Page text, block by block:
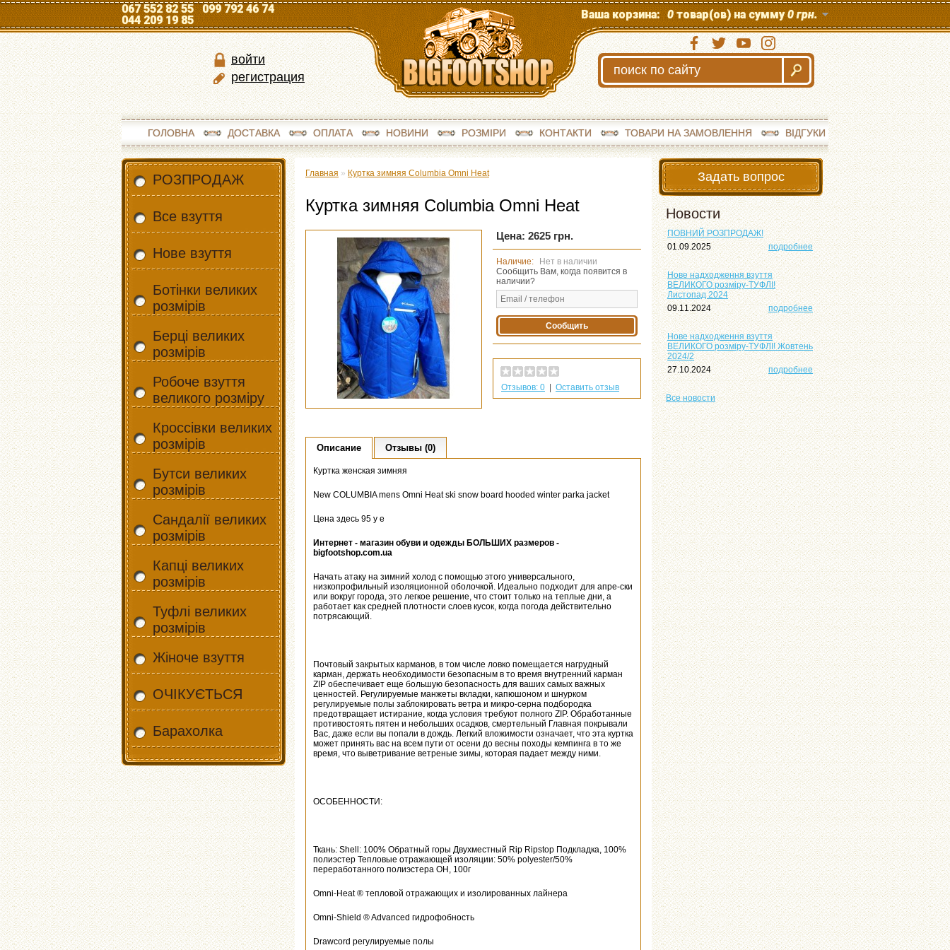
067 552 82 55 099 792 46 74
044 209 19 85
Ваша корзина: 0товар(ов) на сумму0 грн.
войти
регистрация
ГОЛОВНА ДОСТАВКА ОПЛАТА НОВИНИ РОЗМІРИ КОНТАКТИ ТОВАРИ НА ЗАМОВЛЕННЯ ВІДГУКИ
РОЗПРОДАЖ
Все взуття
Нове взуття
Ботінки великих
розмірів
Берці великих
розмірів
Робоче взуття
великого розміру
Кроссівки великих
розмірів
Бутси великих
розмірів
Сандалії великих
розмірів
Капці великих
розмірів
Туфлі великих
розмірів
Жіноче взуття
ОЧІКУЄТЬСЯ
Барахолка
Задать вопрос
Новости
ПОВНИЙ РОЗПРОДАЖ!
01.09.2025
подробнее
Нове надходження взуття
ВЕЛИКОГО розміру-ТУФЛІ!
Листопад 2024
09.11.2024
подробнее
Нове надходження взуття
ВЕЛИКОГО розміру-ТУФЛІ! Жовтень
2024/2
27.10.2024
подробнее
Всеновости
Главная » Куртка зимняя Columbia Omni Heat
Куртка зимняя Columbia Omni Heat
Цена: 2625 грн.
Наличие:
Нет в наличии
Сообщить Вам, когда появится в
наличии?
Сообщить
Отзывов: 0 Оставить отзыв
Описание Отзывы (0)
Куртка женская зимняя
New COLUMBIA mens Omni Heat ski snow board hooded winter parka jacket
Цена здесь 95 у е
Интернет - магазин обуви и одежды БОЛЬШИХ размеров -
bigfootshop.com.ua
Начать атаку на зимний холод с помощью этого универсального,
низкопрофильный изоляционной оболочкой. Идеально подходит для апре-ски
или вокруг города, это легкое решение, что стоит только на теплые дни, а
работает как средней плотности слоев кусок, когда погода действительно
потрясающий.
Почтовый закрытых карманов, в том числе ловко помещается нагрудный
карман, держать необходимости безопасным в то время внутренний карман
ZIP обеспечивает еще большую безопасность для ваших самых важных
ценностей. Регулируемые манжеты вкладки, капюшоном и шнурком
регулируемые полы заблокировать ветра и микро-серна подбородка
предотвращает истирание, когда условия требуют полного ZIP. Обработанные
противостоять пятен и небольших осадков, смертельный Главная покрывали
Вас, даже если вы попали в дождь. Легкий вложимости означает, что эта куртка
может принять вас на всем пути от осени до весны походы кемпинга в то же
время, что выветривание ветреные зимы, которая падает между ними.
ОСОБЕННОСТИ:
Ткань: Shell: 100% Обратный горы Двухместный Rip Ripstop Подкладка, 100%
полиэстер Тепловые отражающей изоляции: 50% polyester/50%
переработанного полиэстера OH, 100г
Omni-Heat ® тепловой отражающих и изолированных лайнера
Omni-Shield ® Advanced гидрофобность
Drawcord регулируемые полы